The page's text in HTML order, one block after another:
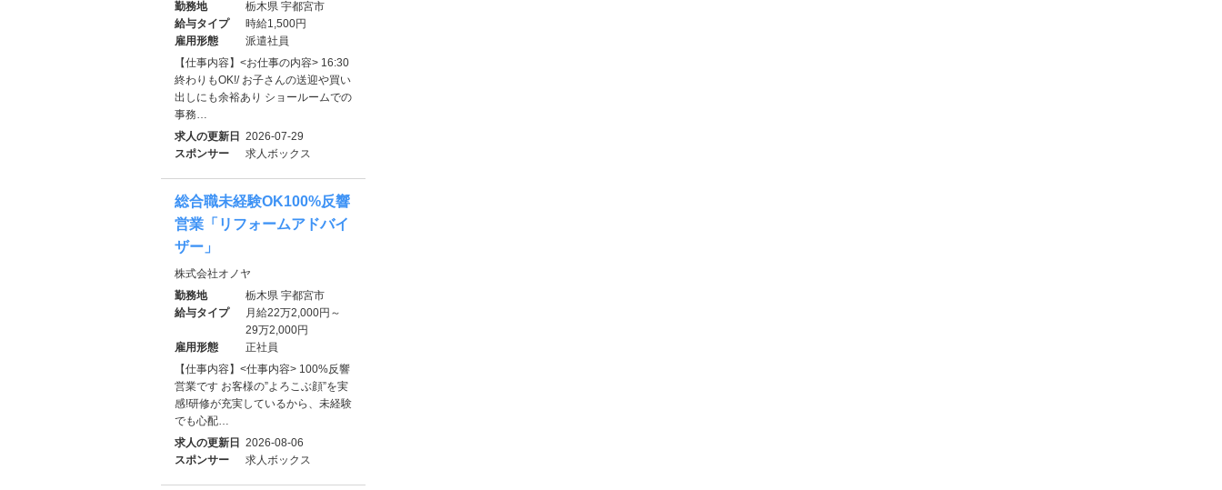
勤務地
栃木県 宇都宮市
給与タイプ
時給1,500円
雇用形態
派遣社員
【仕事内容】<お仕事の内容> 16:30
終わりもOK!/ お子さんの送迎や買い
出しにも余裕あり ショールームでの
事務…
求人の更新日
2026-07-29
スポンサー
求人ボックス
総合職未経験OK100%反響
営業「リフォームアドバイ
ザー」
株式会社オノヤ
勤務地
栃木県 宇都宮市
給与タイプ
月給22万2,000円～
29万2,000円
雇用形態
正社員
【仕事内容】<仕事内容> 100%反響
営業です お客様の”よろこぶ顔”を実
感!研修が充実しているから、未経験
でも心配…
求人の更新日
2026-08-06
スポンサー
求人ボックス